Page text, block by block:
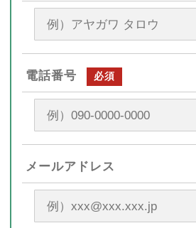
電話番号 必須
メールアドレス